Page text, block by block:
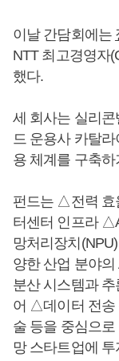
이날 간담회에는
NTT 최고경영자
했다.
세 회사는 실리
드 운용사 카탈
용 체계를 구축하
펀드는 △전력 효
터센터 인프라
망처리장치
양한 산업 분야
분산 시스템과 추
어 △데이터 전송
술 등을 중심으
망 스타트업에 투